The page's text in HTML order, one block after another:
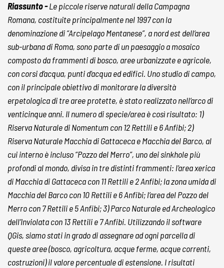
Riassunto -Le piccole riserve naturali della Campagna
Romana, costituite principalmente nel 1997 con la
denominazione di “Arcipelago Mentanese”, a nord est dell’area
sub-urbana di Roma, sono parte di un paesaggio a mosaico
composto da frammenti di bosco, aree urbanizzate e agricole,
con corsi d’acqua, punti d’acqua ed edifici. Uno studio di campo,
con il principale obiettivo di monitorare la diversità
erpetologica di tre aree protette, è stato realizzato nell’arco di
venticinque anni. Il numero di specie/area è così risultato: 1)
Riserva Naturale di Nomentum con 12 Rettili e 6 Anfibi; 2)
Riserva Naturale Macchia di Gattaceca e Macchia del Barco, al
cui interno è incluso “Pozzo del Merro”, uno dei sinkhole più
profondi al mondo, divisa in tre distinti frammenti: l’area xerica
di Macchia di Gattaceca con 11 Rettili e 2 Anfibi; la zona umida di
Macchia del Barco con 10 Rettili e 6 Anfibi; l’area del Pozzo del
Merro con 7 Rettili e 5 Anfibi; 3) Parco Naturale ed Archeologico
dell’Inviolata con 13 Rettili e 7 Anfibi. Utilizzando il software
QGis, siamo stati in grado di assegnare ad ogni parcella di
queste aree (bosco, agricoltura, acque ferme, acque correnti,
costruzioni) il valore percentuale di estensione. I risultati